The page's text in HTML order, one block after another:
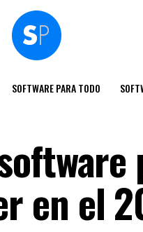
SOFTWARE PARA TODO
en el